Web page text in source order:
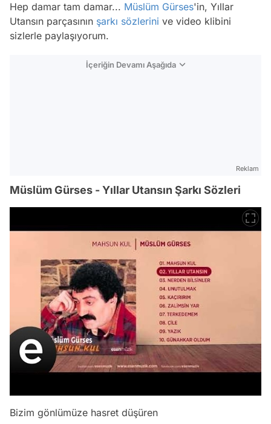
Hep damar tam damar... Müslüm Gürses'in, Yıllar
Utansın parçasının şarkı sözlerini ve video klibini
sizlerle paylaşıyorum.
İçeriğin Devamı Aşağıda
Reklam
Müslüm Gürses - Yıllar Utansın Şarkı Sözleri
Bizim gönlümüze hasret düşüren